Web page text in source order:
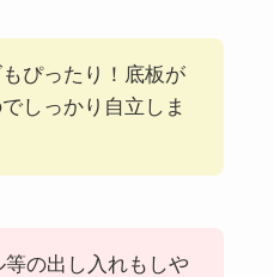
ぴったり！底板が
しっかり自立しま
の出し入れもしや